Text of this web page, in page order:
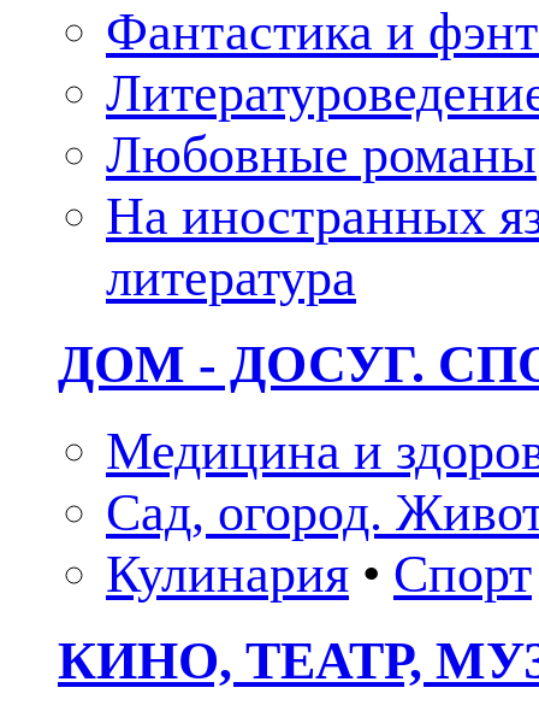
Фантастика и
Любовные романы
На иностранных
литература
ДОМ - ДОСУГ.
Медицина и
Сад, огород.
Кулинария • Спорт
КИНО, ТЕАТР,